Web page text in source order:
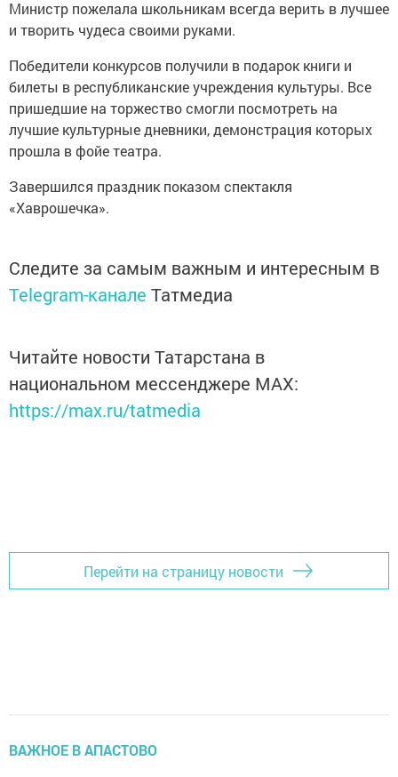
Министр пожелала школьникам всегда верить в лучшее
и творить чудеса своими руками.
Победители конкурсов получили в подарок книги и
билеты в республиканские учреждения культуры. Все
пришедшие на торжество смогли посмотреть на
лучшие культурные дневники, демонстрация которых
прошла в фойе театра.
Завершился праздник показом спектакля
«Хаврошечка».
Следите за самым важным и интересным в
Telegram-канале Татмедиа
Читайте новости Татарстана в
национальном мессенджере MАХ:
https://max.ru/tatmedia
Перейти на страницу новости
ВАЖНОЕ В АПАСТОВО